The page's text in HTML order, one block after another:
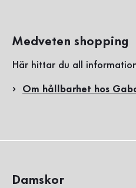
Medveten shopping
Här hittar du all
Om hållbarhet hos
Damskor